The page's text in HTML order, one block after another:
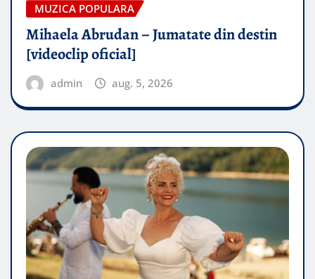
MUZICA POPULARA
Mihaela Abrudan – Jumatate din destin
[videoclip oficial]
admin aug. 5, 2026